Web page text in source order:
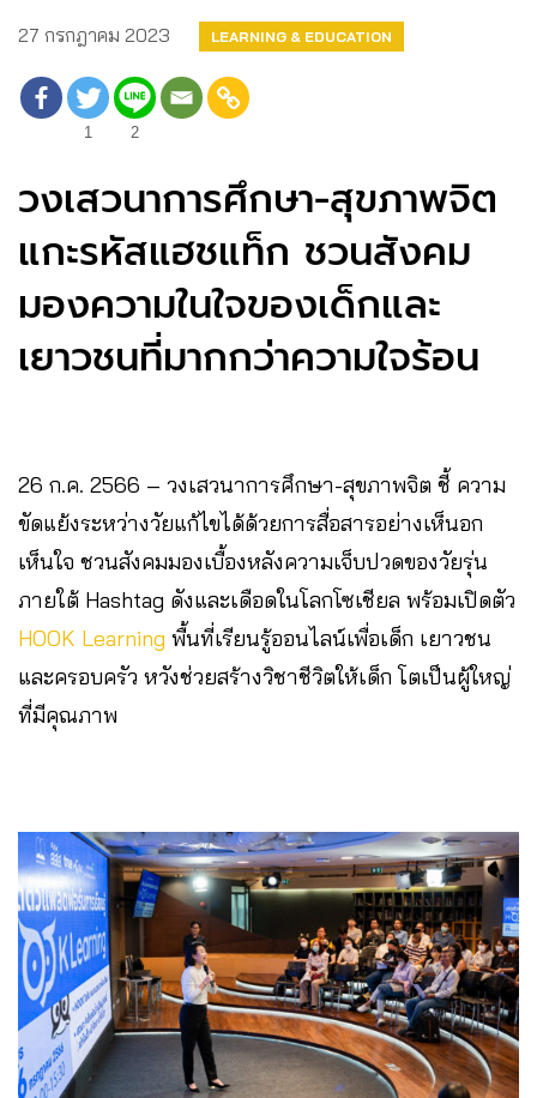
27 กรกฎาคม 2023 LEARNING & EDUCATION
1 2
วงเสวนาการศึกษา-สุขภาพจิต
แกะรหัสแฮชแท็ก ชวนสังคม
มองความในใจของเด็กและ
เยาวชนที่มากกว่าความใจร้อน
26 ก.ค. 2566 – วงเสวนาการศึกษา-สุขภาพจิต ชี้ ความ
ขัดแย้งระหว่างวัยแก้ไขได้ด้วยการสื่อสารอย่างเห็นอก
เห็นใจ ชวนสังคมมองเบื้องหลังความเจ็บปวดของวัยรุ่น
ภายใต้ Hashtag ดังและเดือดในโลกโซเชียล พร้อมเปิดตัว
HOOK Learning พื้นที่เรียนรู้ออนไลน์เพื่อเด็ก เยาวชน
และครอบครัว หวังช่วยสร้างวิชาชีวิตให้เด็ก โตเป็นผู้ใหญ่
ที่มีคุณภาพ